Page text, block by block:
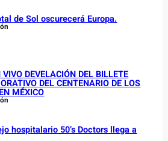
de Sol oscurecerá Europa.
VIVO DEVELACIÓN DEL BILLETE
DEL CENTENARIO DE LOS
MÉXICO
hospitalario 50’s Doctors llega a